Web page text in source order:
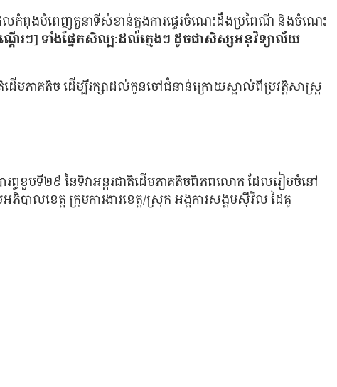
កំពុងបំពេញតួនាទីសំខាន់ក្នុងការផ្ទេរចំណេះដឹងប្រពៃណី និងចំណេះ
ដើរៗ] ទាំងផ្នែកសិល្បៈដល់ក្មេងៗ ដូចជាសិស្សអនុវិទ្យាល័យ
ភាគតិច ដើម្បីរក្សាដល់កូនចៅជំនាន់ក្រោយស្គាល់ពីប្រវត្ដិសាស្រ្ដ
ព្ធខួបទី២៩ នៃទិវាអន្ដរជាតិដើមភាគតិចពិភពលោក ដែលរៀបចំនៅ
ភិបាលខេត្ដ ក្រុមការងារខេត្ដ/ស្រុក អង្គការសង្គមស៊ីវិល ដៃគូ